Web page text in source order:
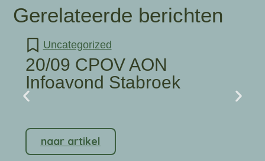
Gerelateerde berichten
Uncategorized
20/09 CPOV AON
Infoavond Stabroek
naar artikel